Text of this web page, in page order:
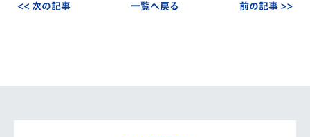
<< 次の記事 一覧へ戻る 前の記事 >>